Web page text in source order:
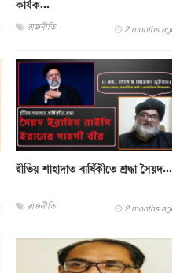
কার্যক...
রাজনীতি 2 months ago
দ্বীতিয় শাহাদাত বার্ষিকীতে শ্রদ্ধা সৈয়দ...
রাজনীতি 2 months ago